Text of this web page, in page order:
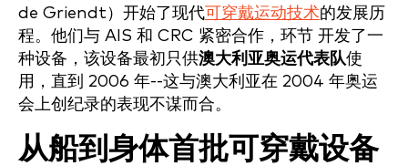
de Griendt）开始了现代可穿戴运动技术的发展历
程。他们与 AIS 和 CRC 紧密合作，环节 开发了一
种设备，该设备最初只供澳大利亚奥运代表队使
用，直到 2006 年--这与澳大利亚在 2004 年奥运
会上创纪录的表现不谋而合。
从船到身体首批可穿戴设备